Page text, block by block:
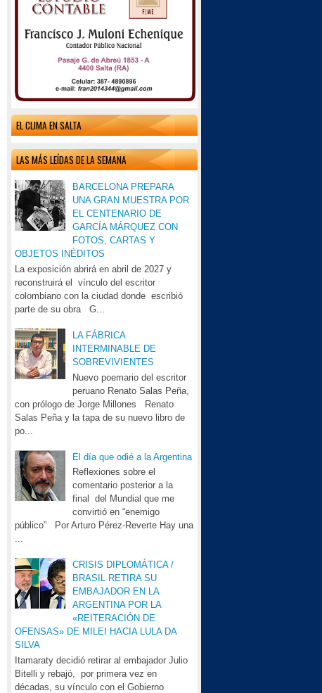
EL CLIMA EN SALTA
LAS MÁS LEÍDAS DE LA SEMANA
BARCELONA PREPARA
UNA GRAN MUESTRA POR
EL CENTENARIO DE
GARCÍA MÁRQUEZ CON
FOTOS, CARTAS Y
OBJETOS INÉDITOS
La exposición abrirá en abril de 2027 y
reconstruirá el vínculo del escritor
colombiano con la ciudad donde escribió
parte de su obra G...
LA FÁBRICA
INTERMINABLE DE
SOBREVIVIENTES
Nuevo poemario del escritor
peruano Renato Salas Peña,
con prólogo de Jorge Millones Renato
Salas Peña y la tapa de su nuevo libro de
po...
El día que odié a la Argentina
Reflexiones sobre el
comentario posterior a la
final del Mundial que me
convirtió en “enemigo
público” Por Arturo Pérez-Reverte Hay una
...
CRISIS DIPLOMÁTICA /
BRASIL RETIRA SU
EMBAJADOR EN LA
ARGENTINA POR LA
«REITERACIÓN DE
OFENSAS» DE MILEI HACIA LULA DA
SILVA
Itamaraty decidió retirar al embajador Julio
Bitelli y rebajó, por primera vez en
décadas, su vínculo con el Gobierno